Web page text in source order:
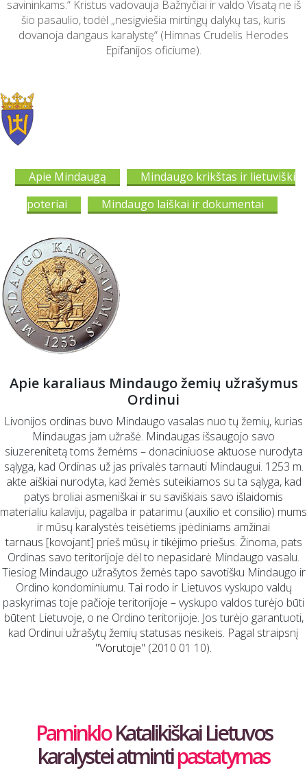
savininkams.“ Kristus vadovauja Bažnyčiai ir valdo Visatą ne iš
šio pasaulio, todėl „nesigviešia mirtingų dalykų tas, kuris
dovanoja dangaus karalystę“ (Himnas Crudelis Herodes
Epifanijos oficiume).
Apie Mindaugą
Mindaugo krikštas ir lietuviški
poteriai
Mindaugo laiškai ir dokumentai
Apie karaliaus Mindaugo žemių užrašymus
Ordinui
Livonijos ordinas buvo Mindaugo vasalas nuo tų žemių, kurias
Mindaugas jam užrašė. Mindaugas išsaugojo savo
siuzerenitetą toms žemėms – donaciniuose aktuose nurodyta
sąlyga, kad Ordinas už jas privalės tarnauti Mindaugui. 1253 m.
akte aiškiai nurodyta, kad žemės suteikiamos su ta sąlyga, kad
patys broliai asmeniškai ir su saviškiais savo išlaidomis
materialiu kalaviju, pagalba ir patarimu (auxilio et consilio) mums
ir mūsų karalystės teisėtiems įpėdiniams amžinai
tarnaus [kovojant] prieš mūsų ir tikėjimo priešus. Žinoma, pats
Ordinas savo teritorijoje dėl to nepasidarė Mindaugo vasalu.
Tiesiog Mindaugo užrašytos žemės tapo savotišku Mindaugo ir
Ordino kondominiumu. Tai rodo ir Lietuvos vyskupo valdų
paskyrimas toje pačioje teritorijoje – vyskupo valdos turėjo būti
būtent Lietuvoje, o ne Ordino teritorijoje. Jos turėjo garantuoti,
kad Ordinui užrašytų žemių statusas nesikeis. Pagal straipsnį
"Vorutoje" (2010 01 10).
PaminkloKatalikiškai Lietuvos
karalystei atmintipastatymas